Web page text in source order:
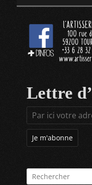
Lettre
Rechercher :